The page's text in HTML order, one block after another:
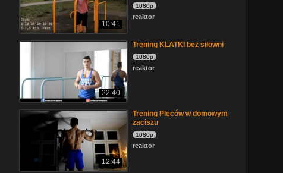
10:41
1080p
reaktor
22:40
Trening KLATKI bez siłowni
1080p
reaktor
12:44
Trening Pleców w domowym
zaciszu
1080p
reaktor